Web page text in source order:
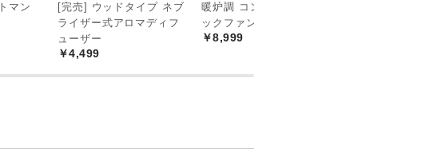
マン
[完売] ウッドタイプ ネブ
ライザー式アロマディフ
ューザー
￥4,499
暖炉調 コンパクトセラミ
ックファンヒーター
￥8,999